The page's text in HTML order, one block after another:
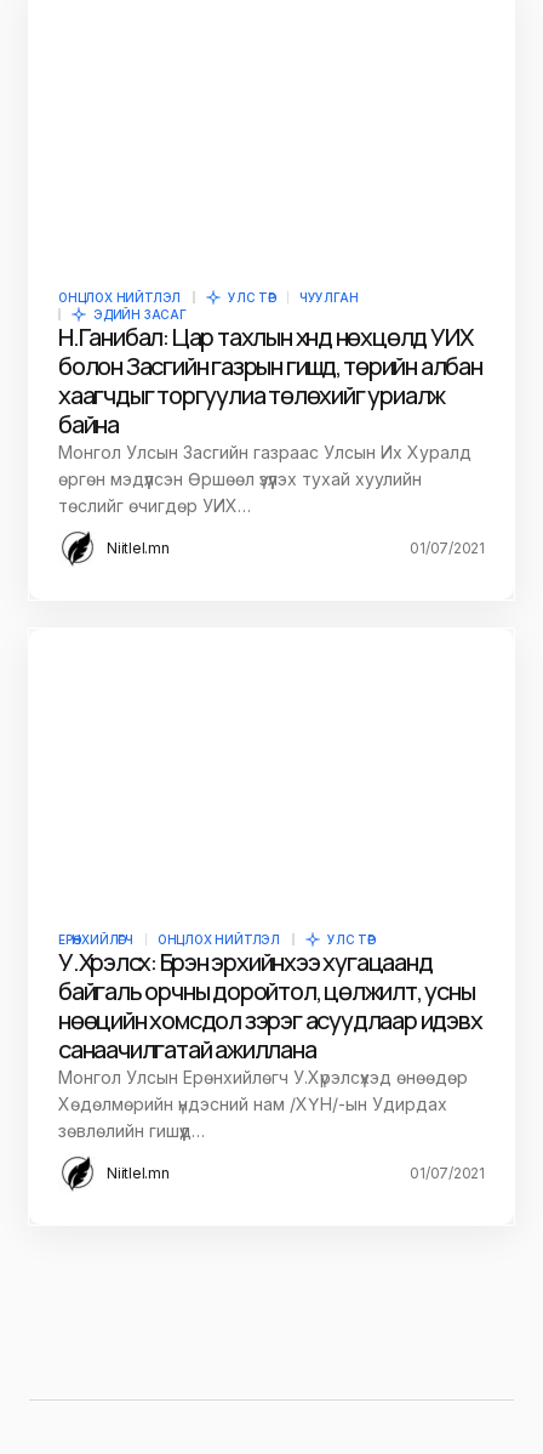
ОНЦЛОХ НИЙТЛЭЛ УЛС ТӨР
ЧУУЛГАН
ЭДИЙН ЗАСАГ
Н.Ганибал: Цар тахлын хүнд нөхцөлд УИХ
болон Засгийн газрын гишүүд, төрийн албан
хаагчдыг торгуулиа төлөхийг уриалж
байна
Монгол Улсын Засгийн газраас Улсын Их Хуралд
өргөн мэдүүлсэн Өршөөл үзүүлэх тухай хуулийн
төслийг өчигдөр УИХ…
Niitlel.mn 01/07/2021
ЕРӨНХИЙЛӨГЧ ОНЦЛОХ НИЙТЛЭЛ УЛС ТӨР
У.Хүрэлсүх: Бүрэн эрхийнхээ хугацаанд
байгаль орчны доройтол, цөлжилт, усны
нөөцийн хомсдол зэрэг асуудлаар идэвх
санаачилгатай ажиллана
Монгол Улсын Ерөнхийлөгч У.Хүрэлсүхэд өнөөдөр
Хөдөлмөрийн үндэсний нам /ХҮН/-ын Удирдах
зөвлөлийн гишүүд…
Niitlel.mn 01/07/2021